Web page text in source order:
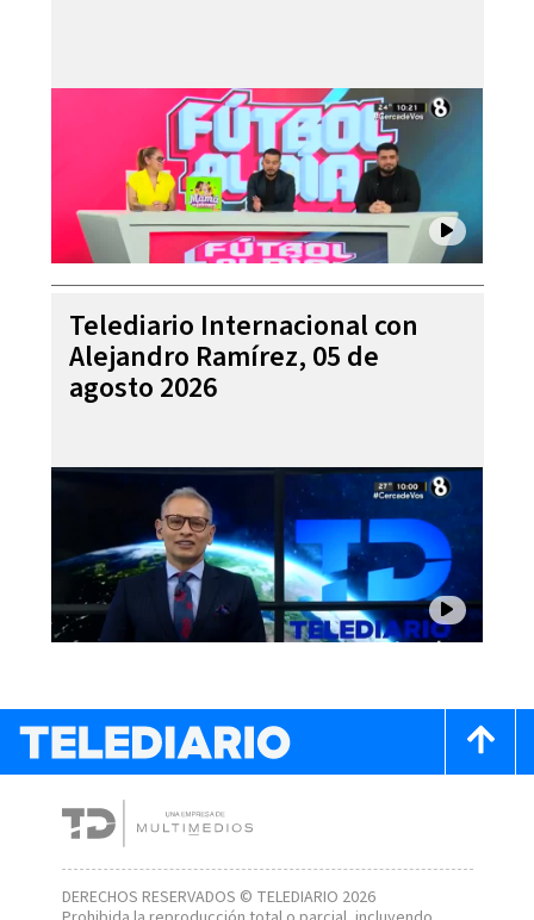
Telediario Internacional con
Alejandro Ramírez, 05 de
agosto 2026
DERECHOS RESERVADOS © TELEDIARIO 2026